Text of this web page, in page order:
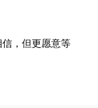
，但更愿意等